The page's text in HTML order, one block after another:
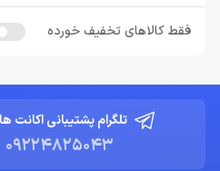
فقط کالاهای تخفیف خورده
تلگرام پشتیبانی اکانت
09224825043